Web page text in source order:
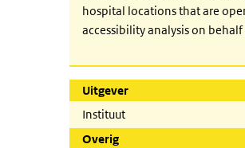
hospital locations that are
accessibility analysis on
Uitgever
Instituut
Overig